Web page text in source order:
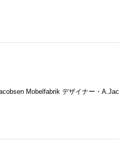
Mobelfabrik デザイナー・A.Jac